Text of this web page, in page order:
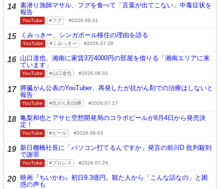
14 素潜り漁師マサル、フグを食べて「言葉が出てこない」中毒症状を
報告
YouTube フグ 2026.08.01
15 くみっきー、シンガポール移住の理由を語る
YouTube くみっきー 2026.07.28
16 山口達也、湘南に家賃3万4000円の部屋を借りる「湘南エリアに来
ています」
YouTube 山口達也 2026.08.03
17 膵臓がん公表のYouTuber、再発したが抗がん剤での治療はしないと
報告
YouTube 抗がん剤治療 2026.07.27
18 亀梨和也とアサヒ空想開発局のコラボビールが8月4日から発売決
定！
YouTube ビール 2026.08.03
19 新日棚橋社長に「パソコン打てるんですか」発言の前川D 批判殺到
で謝罪
YouTube プロレス 2026.07.29
20 映画『ちいかわ』初日9.3億円。観た人から「こんな話なの」と困
惑の声も